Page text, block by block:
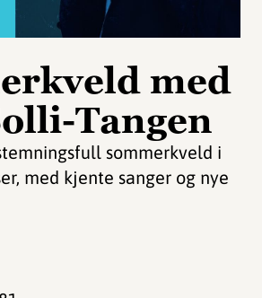
med
Tangen
sommerkveld i
med kjente sanger og nye